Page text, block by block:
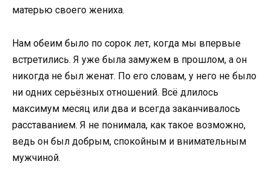
матерью своего жениха.
Нам обеим было по сорок лет, когда мы впервые
встретились. Я уже была замужем в прошлом, а он
никогда не был женат. По его словам, у него не было
ни одних серьёзных отношений. Всё длилось
максимум месяц или два и всегда заканчивалось
расставанием. Я не понимала, как такое возможно,
ведь он был добрым, спокойным и внимательным
мужчиной.